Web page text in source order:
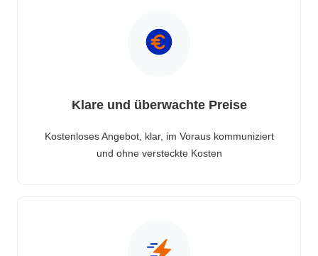
Klare und überwachte Preise
Kostenloses Angebot, klar, im Voraus kommuniziert
und ohne versteckte Kosten